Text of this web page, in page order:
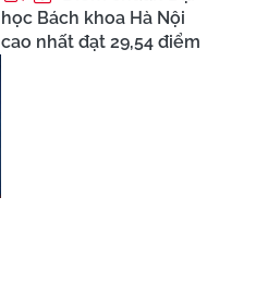
học Bách khoa Hà Nội
cao nhất đạt 29,54 điểm